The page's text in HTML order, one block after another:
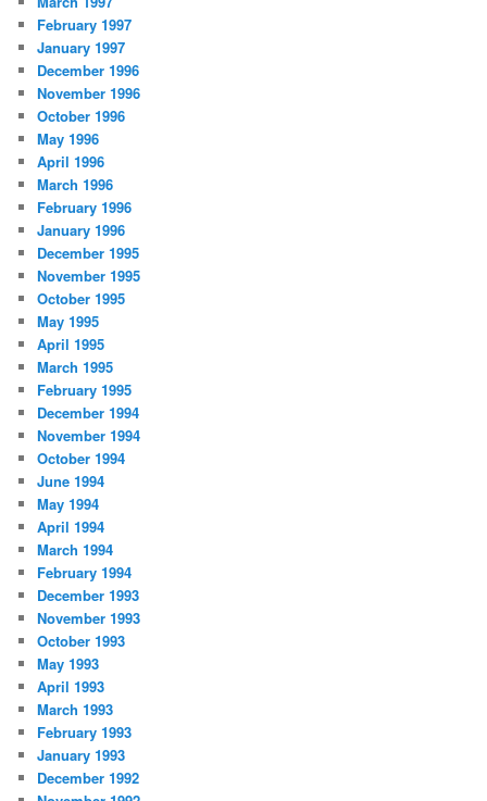
February 1997
January 1997
December 1996
November 1996
October 1996
May 1996
April 1996
March 1996
February 1996
January 1996
December 1995
November 1995
October 1995
May 1995
April 1995
March 1995
February 1995
December 1994
November 1994
October 1994
June 1994
May 1994
April 1994
March 1994
February 1994
December 1993
November 1993
October 1993
May 1993
April 1993
March 1993
February 1993
January 1993
December 1992